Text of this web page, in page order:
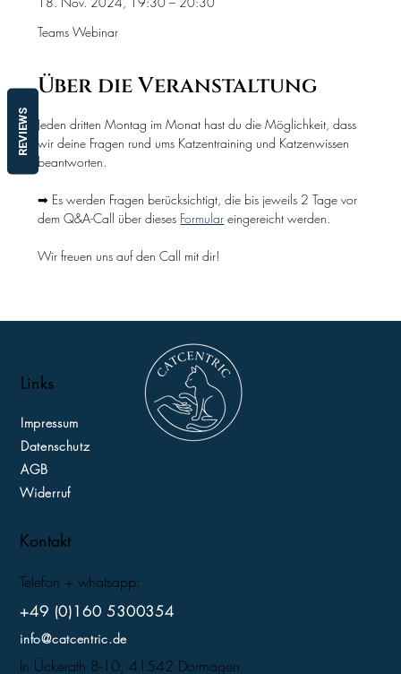
Teams Webinar
Über die Veranstaltung
Jeden dritten Montag im Monat hast du die Möglichkeit, dass
wir deine Fragen rund ums Katzentraining und Katzenwissen
beantworten.
➡ Es werden Fragen berücksichtigt, die bis jeweils 2 Tage vor
dem Q&A-Call über dieses Formular eingereicht werden.
Wir freuen uns auf den Call mit dir!
Links
Impressum
Datenschutz
AGB
Widerruf
Kontakt
Telefon + whatsapp:
+49 (0)160 5300354
info@catcentric.de
In Ückerath 8-10, 41542 Dormagen
REVIEWS